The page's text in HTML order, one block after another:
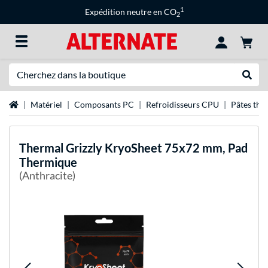
Expédition neutre en CO2
1
Page d'accueil
Matériel Composants PC Refroidisseurs CPU Pâtes
Thermal Grizzly KryoSheet 75x72 mm, Pad
Thermique
(Anthracite)